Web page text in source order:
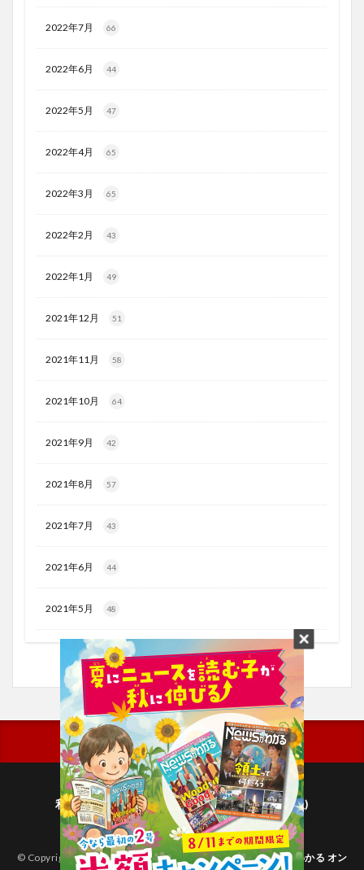
2022年7月 66
2022年6月 44
2022年5月 47
2022年4月 65
2022年3月 65
2022年2月 43
2022年1月 49
2021年12月 51
2021年11月 58
2021年10月 64
2021年9月 42
2021年8月 57
2021年7月 43
2021年6月 44
2021年5月 48
利用規約
プライバシーポリシー(毎日新聞出版)
個人情報について(毎日新聞社)
© Copyright 2026子どものためのニュース雑誌「ニュースがわかる オン